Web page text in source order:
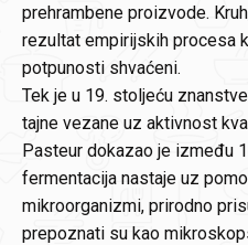
prehrambene proizvode.
rezultat empirijskih procesa
potpunosti shvaćeni.
Tek je u 19. stoljeću
tajne vezane uz aktivnost
Pasteur dokazao je između
fermentacija nastaje uz
mikroorganizmi, prirodno
prepoznati su kao